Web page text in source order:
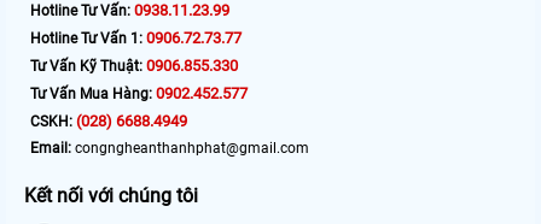
Hotline Tư Vấn: 0938.11.23.99
Hotline Tư Vấn 1: 0906.72.73.77
Tư Vấn Kỹ Thuật: 0906.855.330
Tư Vấn Mua Hàng: 0902.452.577
CSKH: (028) 6688.4949
Email: congngheanthanhphat@gmail.com
Kết nối với chúng tôi